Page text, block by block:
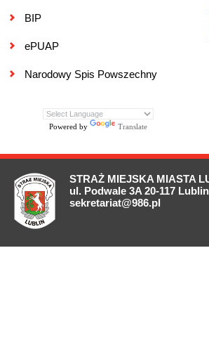
BIP
ePUAP
Narodowy Spis Powszechny
Powered by Translate
STRAŻ MIEJSKA MIASTA
ul. Podwale 3A 20-117 Lublin
sekretariat@986.pl